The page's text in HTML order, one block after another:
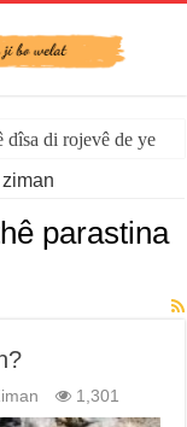
di rojevê de ye
parastina
1,301